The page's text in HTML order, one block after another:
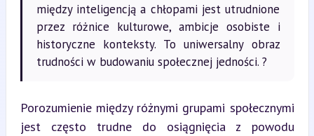
między inteligencją a chłopami jest utrudnione
przez różnice kulturowe, ambicje osobiste i
historyczne konteksty. To uniwersalny obraz
trudności w budowaniu społecznej jedności. ?
Porozumienie między różnymi grupami społecznymi
jest często trudne do osiągnięcia z powodu